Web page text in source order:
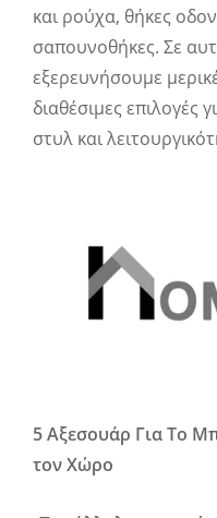
και ρούχα, θήκες
σαπουνοθήκες. Σε
εξερευνήσουμε
διαθέσιμες επιλογές
στυλ και
5 Αξεσουάρ Για Το
τον Χώρο